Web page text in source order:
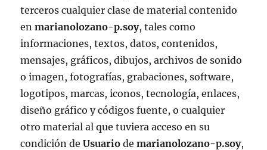
terceros cualquier clase de material contenido
enmarianolozano-p.soy, tales como
informaciones, textos, datos, contenidos,
mensajes, gráficos, dibujos, archivos de sonido
o imagen, fotografías, grabaciones, software,
logotipos, marcas, iconos, tecnología, enlaces,
diseño gráfico y códigos fuente, o cualquier
otro material al que tuviera acceso en su
condición deUsuario demarianolozano-p.soy,